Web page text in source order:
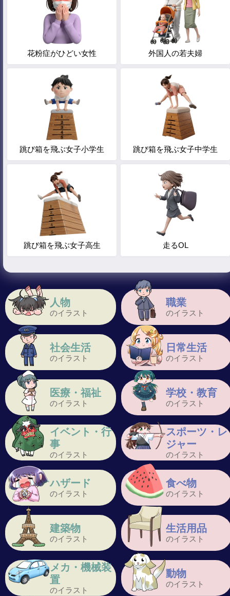
人物
のイラスト
職業
のイラスト
社会生活
のイラスト
日常生活
のイラスト
医療・福祉
のイラスト
学校・教育
のイラスト
イベント・行
事
のイラスト
スポーツ・レ
ジャー
のイラスト
ハザード
のイラスト
食べ物
のイラスト
建築物
のイラスト
生活用品
のイラスト
メカ・機械装
置
のイラスト
動物
のイラスト
花粉症がひどい女性 外国人の若夫婦
跳び箱を飛ぶ女子小学生 跳び箱を飛ぶ女子中学生
跳び箱を飛ぶ女子高生 走るOL